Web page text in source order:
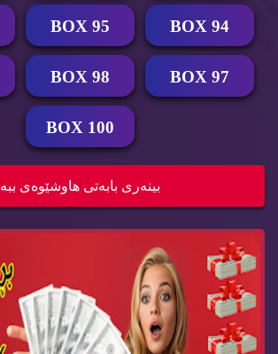
BOX 94
BOX 95
BOX 97
BOX 98
BOX 100
بینه‌ری بابه‌تی هاوشێوه‌ی ببه‌
Money AK Gift BOX 93